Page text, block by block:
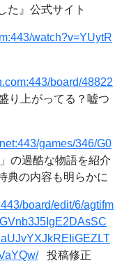
た』公式サイト
watch?v=YUytR
board/48822
り上がってる？嘘つ
games/346/G0
の過酷な物語を紹介
典の内容も明らかに
board/edit/6/agtifm
投稿修正